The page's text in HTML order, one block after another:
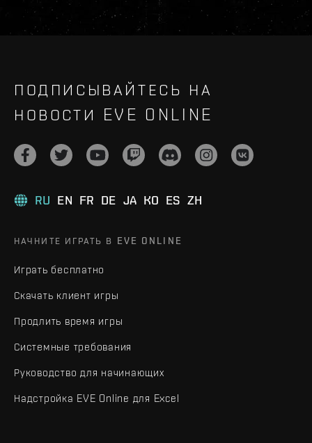
ПОДПИСЫВАЙТЕСЬ НА
НОВОСТИ EVE ONLINE
RU EN FR DE JA KO ES ZH
НАЧНИТЕ ИГРАТЬ В EVE ONLINE
Играть бесплатно
Скачать клиент игры
Продлить время игры
Системные требования
Руководство для начинающих
Надстройка EVE Online для Excel